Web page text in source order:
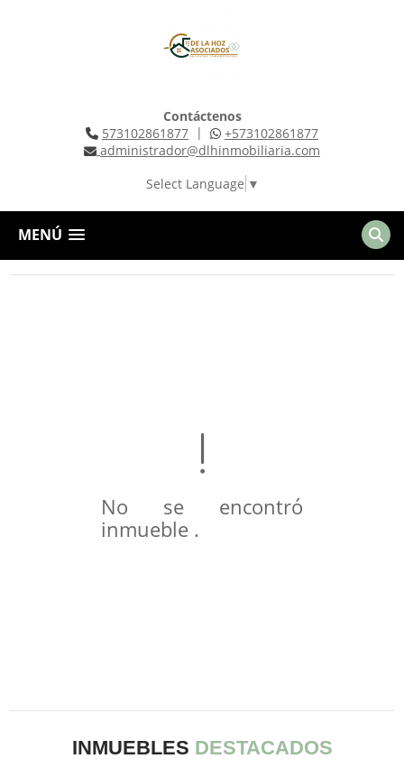
Contáctenos
573102861877 |
+573102861877
administrador@dlhinmobiliaria.com
Select Language ▼
MENÚ
No se encontró
inmueble .
INMUEBLES DESTACADOS